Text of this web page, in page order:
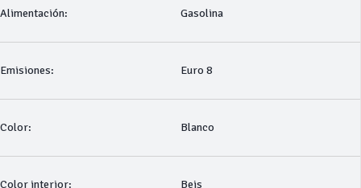
Alimentación: Gasolina
Emisiones: Euro 8
Color: Blanco
Color interior: Beis